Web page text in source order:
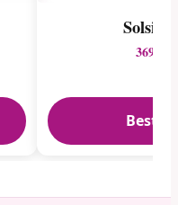
369 kr.
Bestil